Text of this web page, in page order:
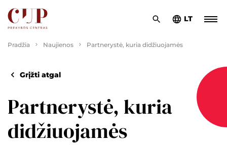
LT
Pradžia Naujienos Partnerystė, kuria didžiuojamės
Grįžti atgal
Partnerystė, kuria
didžiuojamės